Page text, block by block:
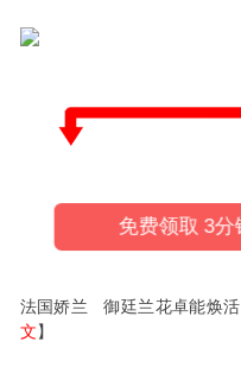
免费领取 3
法国娇兰 御廷兰花卓能焕
文】